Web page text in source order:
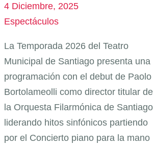
4 Diciembre, 2025
Espectáculos
La Temporada 2026 del Teatro
Municipal de Santiago presenta una
programación con el debut de Paolo
Bortolameolli como director titular de
la Orquesta Filarmónica de Santiago
liderando hitos sinfónicos partiendo
por el Concierto piano para la mano